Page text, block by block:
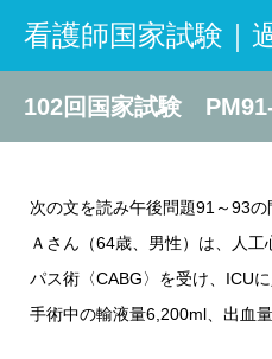
看護師国家試験｜
102回国家試験
次の文を読み午後問題91～93の
Ａさん（64歳、男性）は、人
パス術〈CABG〉を受け、ICU
手術中の輸液量6,200ml、出血